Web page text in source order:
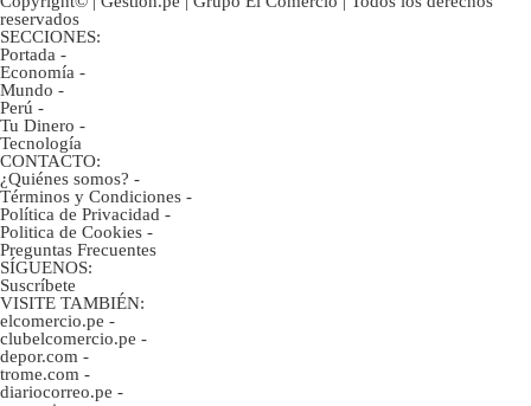
reservados
SECCIONES:
Portada -
Economía -
Mundo -
Perú -
Tu Dinero -
Tecnología
CONTACTO:
¿Quiénes somos? -
Términos y Condiciones -
Política de Privacidad -
Politica de Cookies -
Preguntas Frecuentes
SÍGUENOS:
Suscríbete
VISITE TAMBIÉN:
elcomercio.pe -
clubelcomercio.pe -
depor.com -
trome.com -
diariocorreo.pe -